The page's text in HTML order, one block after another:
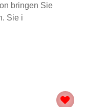
bringen Sie
Sie i